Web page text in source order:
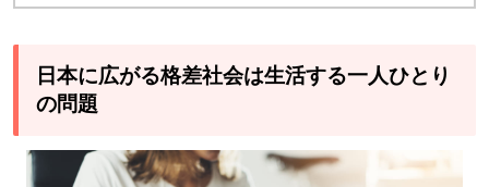
日本に広がる格差社会は生活する一人ひとり
の問題